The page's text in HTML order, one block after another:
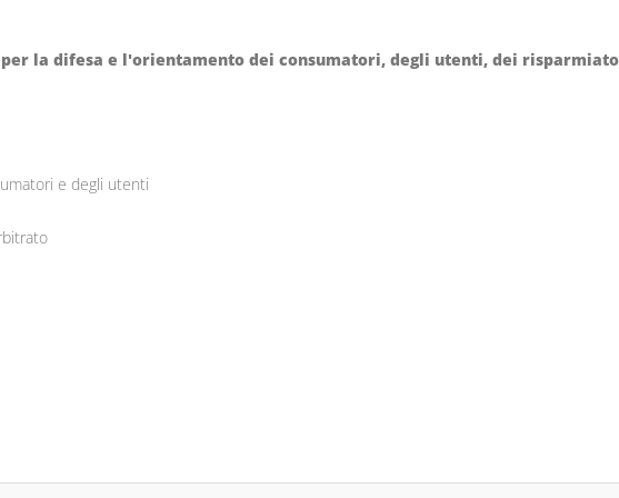
per la difesa e l'orientamento dei consumatori, degli utenti, dei
e degli utenti